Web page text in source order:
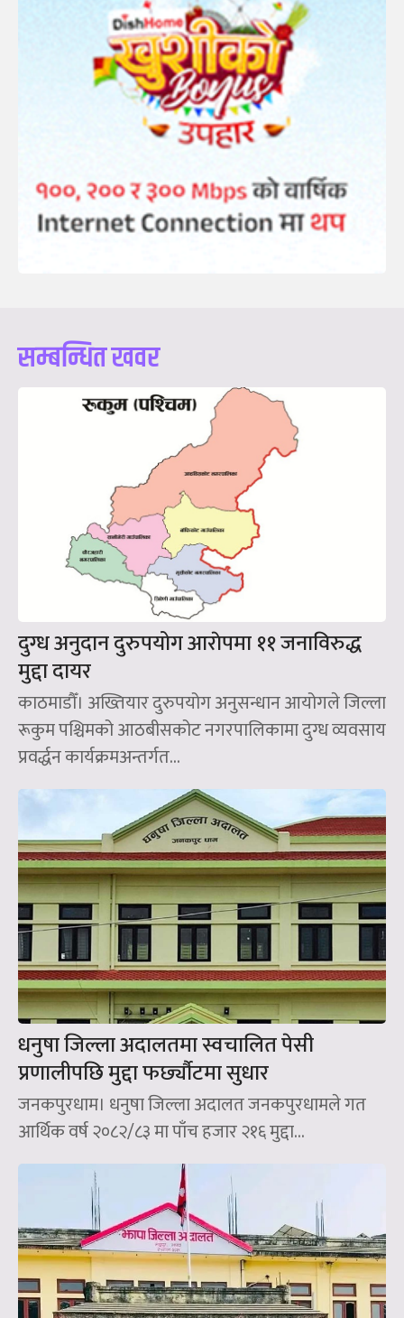
सम्बन्धित खवर
दुग्ध अनुदान दुरुपयोग आराेपमा ११ जनाविरुद्ध
मुद्दा दायर
काठमाडौँ। अख्तियार दुरुपयोग अनुसन्धान आयोगले जिल्ला
रूकुम पश्चिमको आठबीसकोट नगरपालिकामा दुग्ध व्यवसाय
प्रवर्द्धन कार्यक्रमअन्तर्गत...
धनुषा जिल्ला अदालतमा स्वचालित पेसी
प्रणालीपछि मुद्दा फर्छ्यौटमा सुधार
जनकपुरधाम। धनुषा जिल्ला अदालत जनकपुरधामले गत
आर्थिक वर्ष २०८२/८३ मा पाँच हजार २१६ मुद्दा...